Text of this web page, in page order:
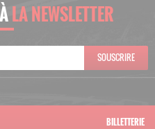
LA NEWSLETTER
SOUSCRIRE
BILLETTERIE